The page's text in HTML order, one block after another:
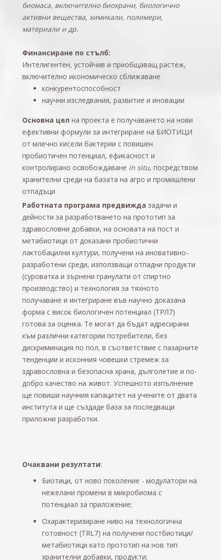
биомаса, включително биохрани, биологично
активни вещества, химикали, полимери,
материали и др.
Финансиране по стълб:
Интелигентен, устойчив и приобщаващ растеж,
включително икономическо сближаване
конкурентоспособност
научни изследвания, развитие и иновации
Основна цел на проекта е получаването на нови
ефективни формули за интегриране на БИОТИЦИ
от млечно кисели бактерии с повишен
пробиотичен потенциал, ефикасност и
контролирано освобождаване in situ, посредством
хранителни среди на базата на агро и промишлени
отпадъци
Работната програма предвижда задачи и
дейности за разработването на прототип за
здравословни добавки, на основата на пост и
метабиотици от доказани пробиотични
лактобацилни култури, получени на иновативно-
разработени среди, използващи отпадни продукти
(суроватка и зърнени гранулати от спиртно
производство) и технология за тяхното
получаване и интегриране във научно доказана
форма с висок биологичен потенциал (ТРЛ7)
готова за оценка. Те могат да бъдат адресирани
към различни категории потребители, без
дискриминация по пол, в съответствие с пазарните
тенденции и исконния човешки стремеж за
здравословна и безопасна храна, дълголетие и по-
добро качество на живот. Успешното изпълнение
ще повиши научния капацитет на учените от двата
института и ще създаде база за последващи
приложни разработки.
Очаквани резултати:
Биотици, от ново поколение - модулатори на
нежелани промени в микробиома с
потенциал за приложение;
Охарактеризиране ниво на технологична
готовност (TRL7) на получени постбиотици/
метабиотици кaтo прототип на нов тип
хранителни добавки, продукти;